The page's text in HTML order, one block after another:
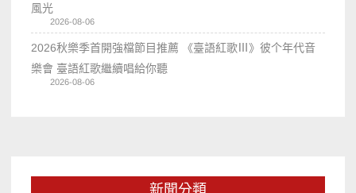
風光
2026-08-06
2026秋樂季首開強檔節目推薦 《臺語紅歌Ⅲ》彼个年代音
樂會 臺語紅歌繼續唱給你聽
2026-08-06